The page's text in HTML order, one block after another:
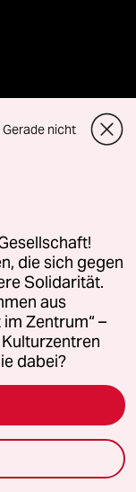
für Genehmigungen
Richtlinien KI-
AGB
(Ads)
Gerade nicht
die sich gegen
Solidarität.
aus
Zentrum“ –
dabei?